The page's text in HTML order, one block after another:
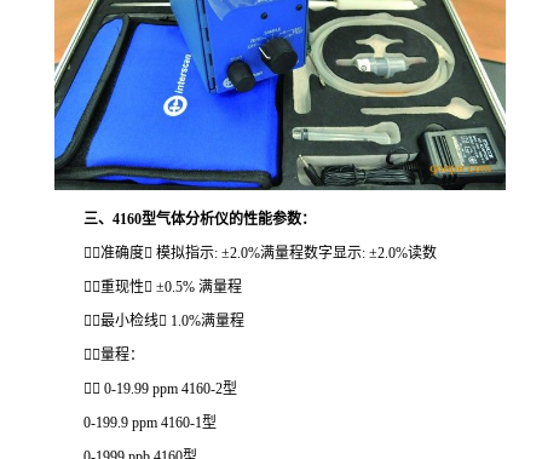
三、4160型气体分析仪的性能参数：
准确度 模拟指示: ±2.0%满量程数字显示: ±2.0%读数
重现性 ±0.5% 满量程
最小检线 1.0%满量程
量程：
 0-19.99 ppm 4160-2型
0-199.9 ppm 4160-1型